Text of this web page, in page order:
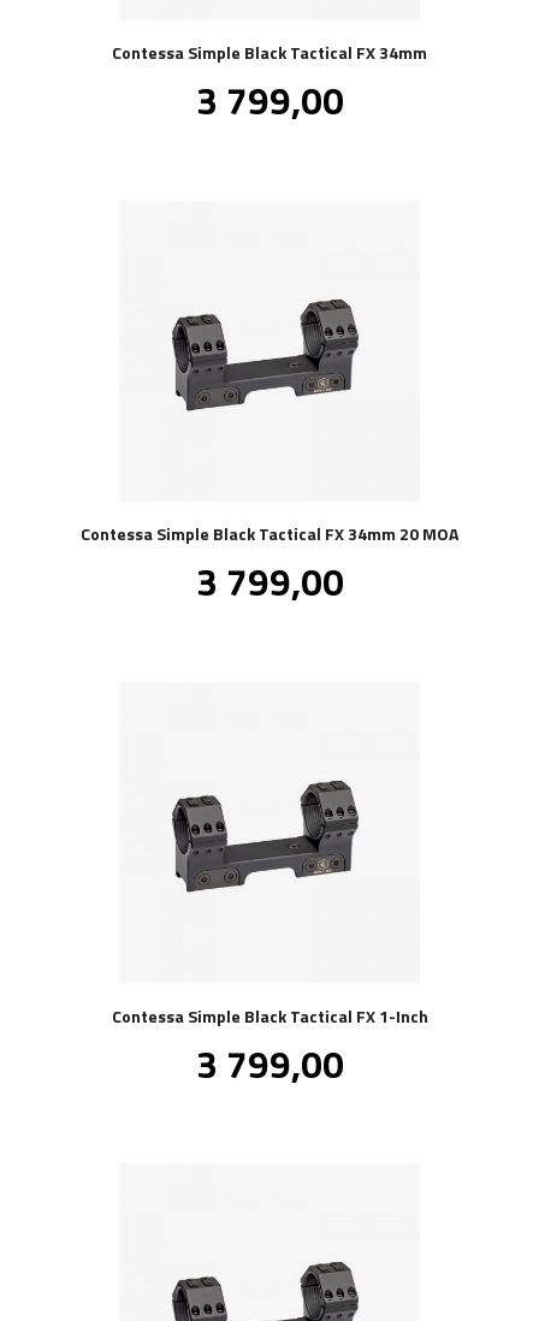
Contessa Simple Black Tactical FX 34mm
Pris
3 799,00mva.
Contessa Simple Black Tactical FX 34mm 20 MOA
Pris
3 799,00mva.
Contessa Simple Black Tactical FX 1-Inch
Pris
3 799,00mva.